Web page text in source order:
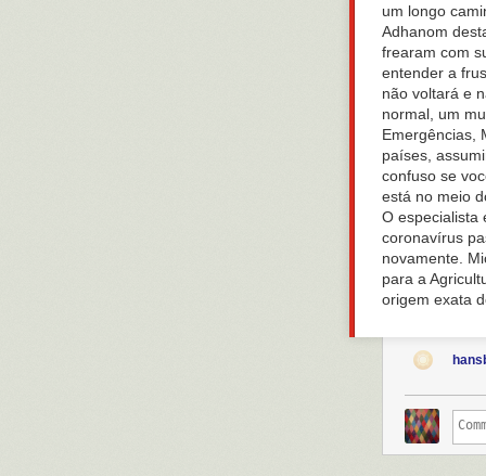
um longo
Adhanom
frearam com
entender a
não voltará e
normal, um
Emergências,
países,
confuso se
está no meio
O especialista
coronavírus
novamente.
para a
origem exata